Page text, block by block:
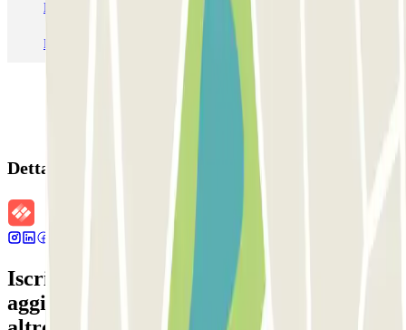
Parcheggio Roma Parcheggio Milano
Parcheggio Malpensa Terminal 1 Parcheggio Malpensa
Dettagli della prenotazione
Iscriviti alla nostra Newsletter e rimani
aggiornato su sconti, concorsi e tante